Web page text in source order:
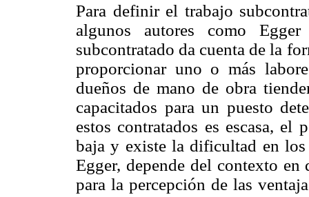
Para definir el trabajo
algunos autores como
subcontratado da cuenta de la
proporcionar uno o más
dueños de mano de obra
capacitados para un puesto
estos contratados es escasa,
baja y existe la dificultad en
Egger, depende del contexto en
para la percepción de las